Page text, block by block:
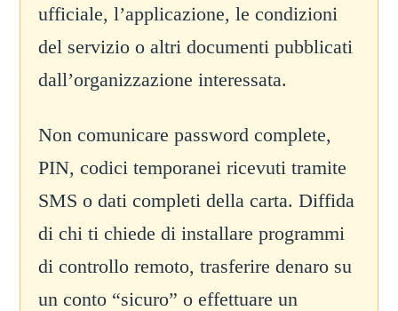
ufficiale, l’applicazione, le condizioni
del servizio o altri documenti pubblicati
dall’organizzazione interessata.
Non comunicare password complete,
PIN, codici temporanei ricevuti tramite
SMS o dati completi della carta. Diffida
di chi ti chiede di installare programmi
di controllo remoto, trasferire denaro su
un conto “sicuro” o effettuare un